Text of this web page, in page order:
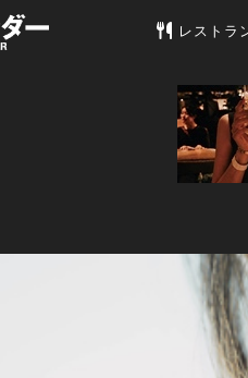
東京カレン
レストラ